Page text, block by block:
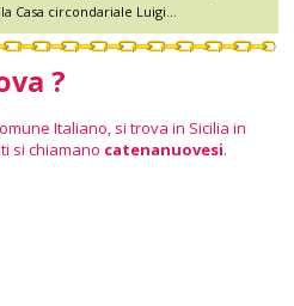
Casa circondariale Luigi...
?
Italiano, si trova in Sicilia in
si chiamano catenanuovesi.